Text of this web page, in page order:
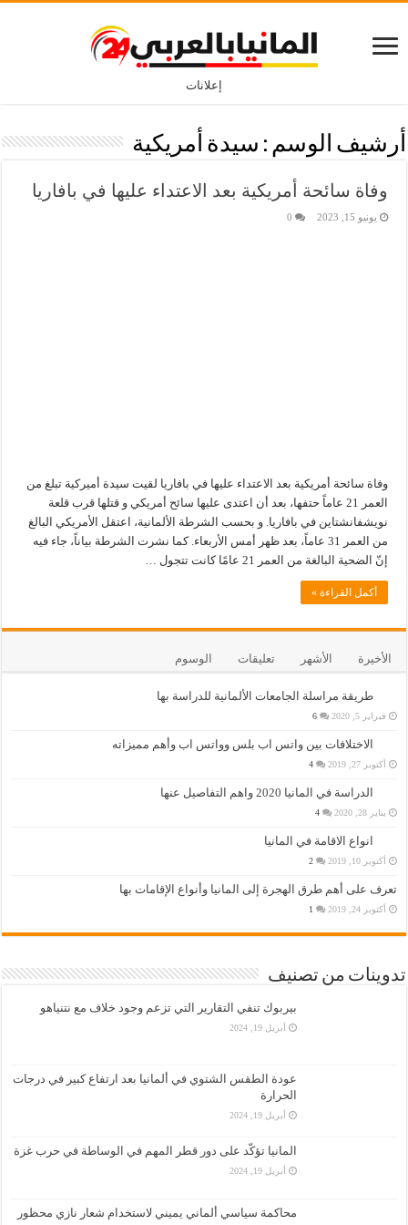
إعلانات
أرشيف الوسم : سيدة أمريكية
وفاة سائحة أمريكية بعد الاعتداء عليها في بافاريا
يونيو 15, 2023 0
وفاة سائحة أمريكية بعد الاعتداء عليها في بافاريا لقيت سيدة أميركية تبلغ من
العمر 21 عاماً حتفها، بعد أن اعتدى عليها سائح أمريكي و قتلها قرب قلعة
نويشفانشتاين في بافاريا. و بحسب الشرطة الألمانية، اعتقل الأمريكي البالغ
من العمر 31 عاماً، بعد ظهر أمس الأربعاء. كما نشرت الشرطة بياناً، جاء فيه
إنّ الضحية البالغة من العمر 21 عامًا كانت تتجول …
أكمل القراءة »
الأخيرة الأشهر تعليقات الوسوم
طريقة مراسلة الجامعات الألمانية للدراسة بها
فبراير 5, 2020 6
الاختلافات بين واتس اب بلس وواتس اب وأهم مميزاته
أكتوبر 27, 2019 4
الدراسة في المانيا 2020 واهم التفاصيل عنها
يناير 28, 2020 4
انواع الاقامة في المانيا
أكتوبر 10, 2019 2
تعرف على أهم طرق الهجرة إلى المانيا وأنواع الإقامات بها
أكتوبر 24, 2019 1
تدوينات من تصنيف
بيربوك تنفي التقارير التي تزعم وجود خلاف مع نتنياهو
أبريل 19, 2024
عودة الطقس الشتوي في ألمانيا بعد ارتفاع كبير في درجات
الحرارة
أبريل 19, 2024
المانيا تؤكّد على دور قطر المهم في الوساطة في حرب غزة
أبريل 19, 2024
محاكمة سياسي ألماني يميني لاستخدام شعار نازي محظور